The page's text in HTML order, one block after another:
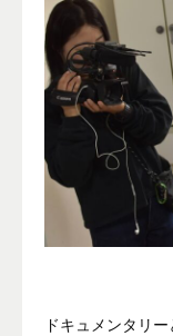
ドキュメンタリ